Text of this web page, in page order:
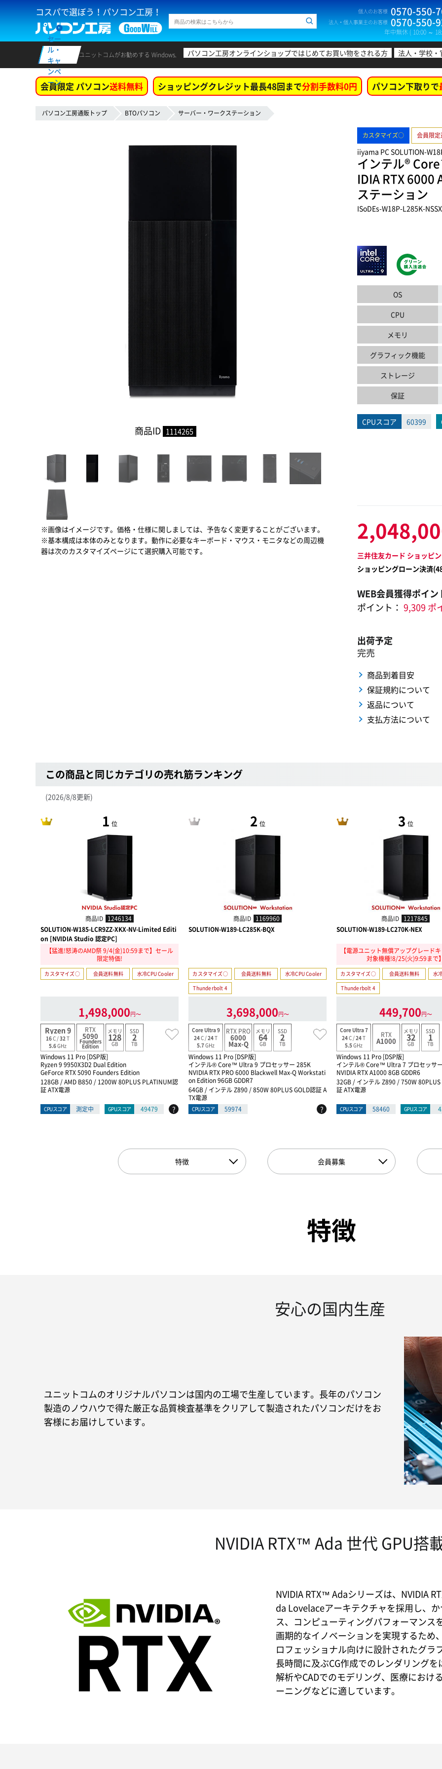
コスパで選ぼう！パソコン工房！ 個人のお客様 0570-550-
法人・個人事業主のお客様 0570-550-
年中無休 ( 10:00 ～
セー
ル・
キャ
ンペ
ーン
ユニットコムがお勧めする Windows. パソコン工房オンラインショップではじめてお買い物をされる方 法人・学校
会員限定 パソコン送料無料 ショッピングクレジット最長48回まで分割手数料0円 パソコン下取りで
パソコン工房通販トップ BTOパソコン サーバー・ワークステーション
商品ID 1114265
※画像はイメージです。価格・仕様に関しましては、予告なく変更することがございます。
※基本構成は本体のみとなります。動作に必要なキーボード・マウス・モニタなどの周辺機
器は次のカスタマイズページにて選択購入可能です。
カスタマイズ○ 会員限
iiyama PC SOLUTION-
インテル®
IDIA RTX 6000
ステーション
ISoDEs-W18P-L285K-
OS
CPU
メモリ
グラフィック機能
ストレージ
保証
CPUスコア 60399
三井住友カード ショッピ
ショッピングローン決済(
WEB会員獲得ポイン
ポイント： 9,309 ポ
出荷予定
完売
商品到着目安
保証規約について
返品について
支払方法について
この商品と同じカテゴリの売れ筋ランキング
(2026/8/8更新)
1 位
商品ID 1246134
SOLUTION-W185-LCR9ZZ-XKX-NV-Limited Editi
on [NVIDIA Studio 認定PC]
【猛進!怒涛のAMD祭 9/4(金)10:59まで】セール
限定特価!
カスタマイズ○ 会員送料無料 水冷CPU Cooler
1,498,000円〜
Ryzen 9
16C /32T
5.6GHz
RTX
5090
Founders
Edition
メモリ
128
GB
SSD
2
TB
Windows 11 Pro [DSP版]
Ryzen 9 9950X3D2 Dual Edition
GeForce RTX 5090 Founders Edition
128GB / AMD B850 / 1200W 80PLUS PLATINUM認
証 ATX電源
CPUスコア 測定中 GPUスコア 49479 ?
2 位
商品ID 1169960
SOLUTION-W189-LC285K-BQX
カスタマイズ○ 会員送料無料
水冷CPU Cooler
Thunderbolt 4
3,698,000円〜
Core Ultra 9
24C /24T
5.7GHz
RTX PRO
6000
Max-Q
メモリ
64
GB
SSD
2
TB
Windows 11 Pro [DSP版]
インテル® Core™ Ultra 9 プロセッサー 285K
NVIDIA RTX PRO 6000 Blackwell Max-Q Workstati
on Edition 96GB GDDR7
64GB / インテル Z890 / 850W 80PLUS GOLD認証 A
TX電源
CPUスコア 59974 ?
3 位
商品ID 1217845
SOLUTION-W189-LC270K-NEX
【電源ユニット無償アップグレード
対象機種!8/25(火)9:59まで
カスタマイズ○ 会員送料無料
水
Thunderbolt 4
449,700円〜
Core Ultra 7
24C /24T
5.5GHz
RTX
A1000
メモリ
32
GB
SSD
1
TB
Windows 11 Pro [DSP版]
インテル® Core™ Ultra 7 プロセッサ
NVIDIA RTX A1000 8GB GDDR6
32GB / インテル Z890 / 750W 80PLUS
証 ATX電源
CPUスコア 58460 GPUスコア
特徴 会員募集
特徴
安心の国内生産
ユニットコムのオリジナルパソコンは国内の工場で生産しています。長年のパソコン
製造のノウハウで得た厳正な品質検査基準をクリアして製造されたパソコンだけをお
客様にお届けしています。
NVIDIA RTX™ Ada 世代 GPU搭
NVIDIA RTX™ Adaシリーズは、NVIDIA
da Lovelaceアーキテクチャを採用し、
ス、コンピューティングパフォーマン
画期的なイノベーションを実現するため
ロフェッショナル向けに設計されたグラ
長時間に及ぶCG作成でのレンダリング
解析やCADでのモデリング、医療におけ
ーニングなどに適しています。